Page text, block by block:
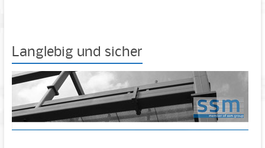
Langlebig und sicher